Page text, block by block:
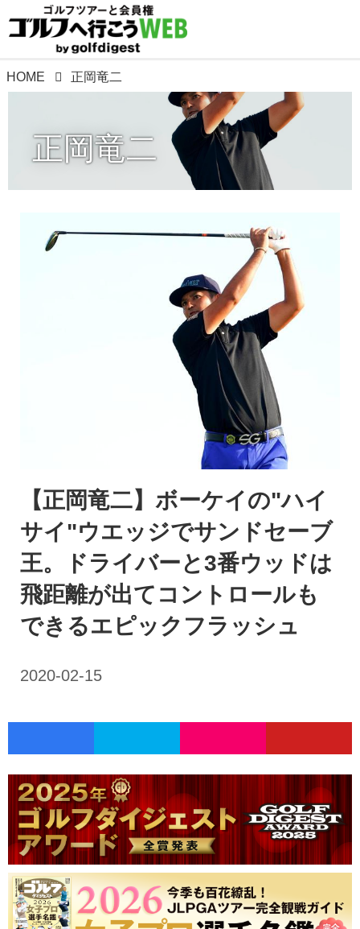
HOME 正岡竜二
正岡竜二
【正岡竜二】ボーケイの"ハイ
サイ"ウエッジでサンドセーブ
王。ドライバーと3番ウッドは
飛距離が出てコントロールも
できるエピックフラッシュ